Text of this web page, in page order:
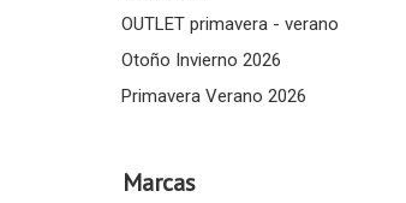
OUTLET primavera - verano
Otoño Invierno 2026
Primavera Verano 2026
Marcas